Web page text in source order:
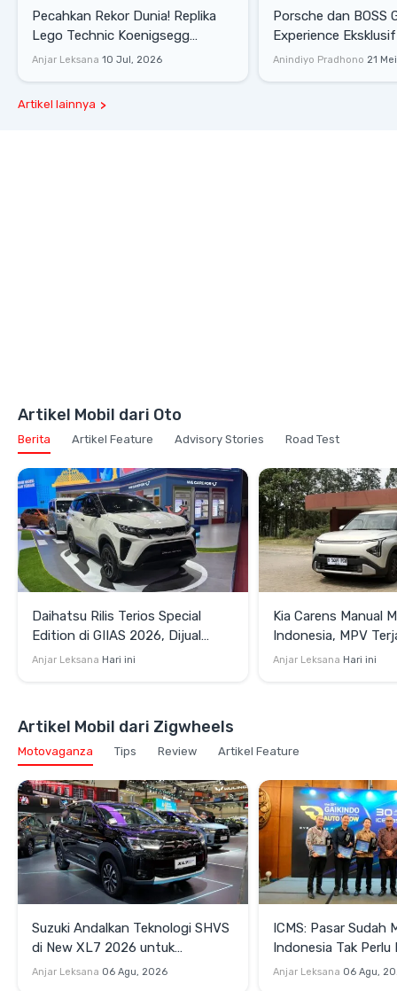
Pecahkan Rekor Dunia! Replika
Lego Technic Koenigsegg
Sadair's Spear Ukuran Asli Sukses
Anjar Leksana 10 Jul, 2026
Porsche dan BOSS
Experience
Senayan, Hadirkan
Anindiyo Pradhono 21
Artikel lainnya
Artikel Mobil dari Oto
Berita Artikel Feature Advisory Stories Road Test
Daihatsu Rilis Terios Special
Edition di GIIAS 2026, Dijual
Terbatas Rp264,35 Juta
Anjar Leksana Hari ini
Kia Carens Manual
Indonesia, MPV
Bidik Keluarga dan
Anjar Leksana Hari ini
Artikel Mobil dari Zigwheels
Motovaganza Tips Review Artikel Feature
Suzuki Andalkan Teknologi SHVS
di New XL7 2026 untuk
Mendukung Efisiensi Berkendara
Anjar Leksana 06 Agu, 2026
ICMS: Pasar Sudah
Indonesia Tak Perlu
Satu Teknologi
Anjar Leksana 06 Agu,